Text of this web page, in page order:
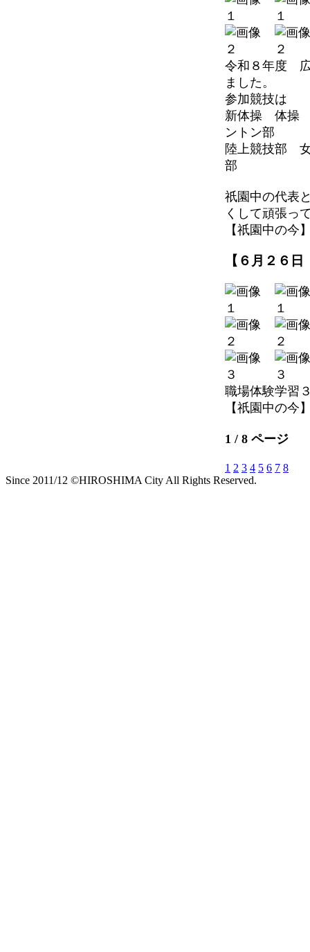
令和８年度 広
ました。
参加競技は
新体操 体操
ントン部
陸上競技部
部
祇園中の代表
くして頑張っ
【祇園中の今
【６月２６
職場体験学習
【祇園中の今
1 / 8 ページ
1 2 3 4 5 6 7 8
Since 2011/12 ©HIROSHIMA City All Rights Reserved.